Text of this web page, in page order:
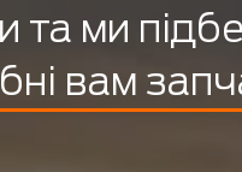
та ми
вам